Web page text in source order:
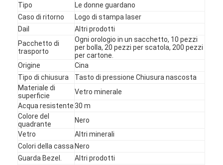
Tipo
Le donne guardano
Caso di ritorno
Logo di stampa laser
Dail
Altri prodotti
Pacchetto di
trasporto
Ogni orologio in un sacchetto, 10 pezzi
per bolla, 20 pezzi per scatola, 200 pezzi
per cartone.
Origine
Cina
Tipo di chiusura
Tasto di pressione Chiusura nascosta
Materiale di
superficie
Vetro minerale
Acqua resistente 30 m
Colore del
quadrante
Nero
Vetro
Altri minerali
Colori della cassa Nero
Guarda Bezel.
Altri prodotti